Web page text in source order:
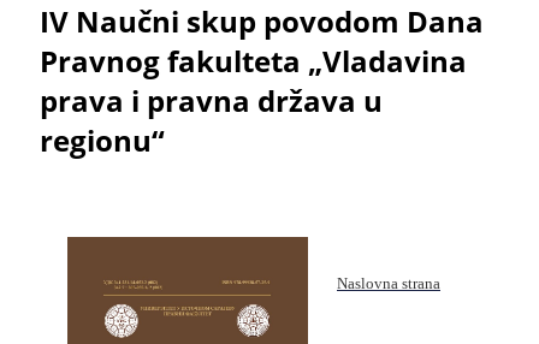
IV Naučni skup povodom Dana
Pravnog fakulteta „Vladavina
prava i pravna država u
regionu“
Naslovna strana